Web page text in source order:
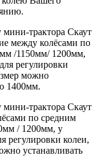
мини-трактора Скаут
между колёсами по
/1150мм/ 1200мм,
регулировки
можно
1400мм.
мини-трактора Скаут
по средним
/ 1200мм, у
регулировки колеи,
устанавливать